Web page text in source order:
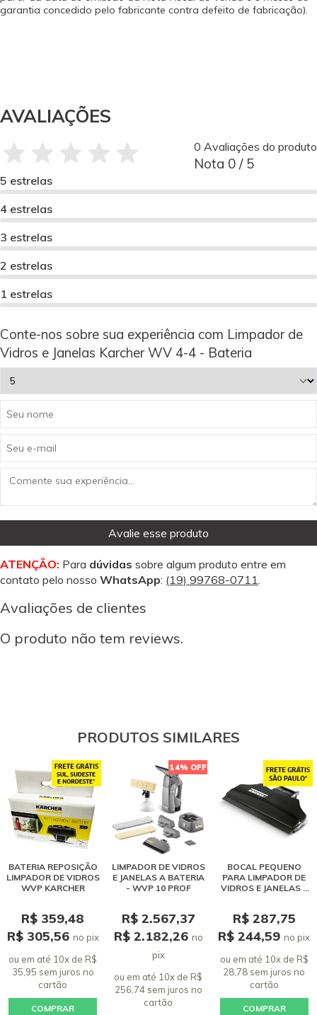
garantia concedido pelo fabricante contra defeito de fabricação).
AVALIAÇÕES
0 Avaliações do produto
Nota 0 / 5
5 estrelas
4 estrelas
3 estrelas
2 estrelas
1 estrelas
Conte-nos sobre sua experiência com Limpador de
Vidros e Janelas Karcher WV 4-4 - Bateria
Avalie esse produto
ATENÇÃO: Para dúvidas sobre algum produto entre em
contato pelo nosso WhatsApp: (19) 99768-0711.
Avaliações de clientes
O produto não tem reviews.
PRODUTOS SIMILARES
BATERIA REPOSIÇÃO
LIMPADOR DE VIDROS
WVP KARCHER
R$ 359,48
R$ 305,56 no pix
ou em até 10x de R$
35,95 sem juros no
cartão
COMPRAR
14% OFF
LIMPADOR DE VIDROS
E JANELAS A BATERIA
- WVP 10 PROF
R$ 2.567,37
R$ 2.182,26 no
pix
ou em até 10x de R$
256,74 sem juros no
cartão
BOCAL PEQUENO
PARA LIMPADOR DE
VIDROS E JANELAS -
R$ 287,75
R$ 244,59no pix
ou em até 10x de R$
28,78 sem jurosno
cartão
COMPRAR